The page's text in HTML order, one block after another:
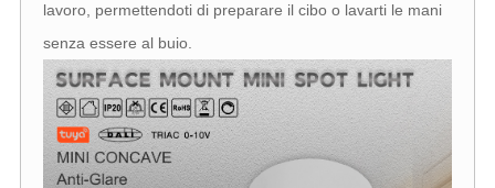
lavoro, permettendoti di preparare il cibo o lavarti le mani
senza essere al buio.